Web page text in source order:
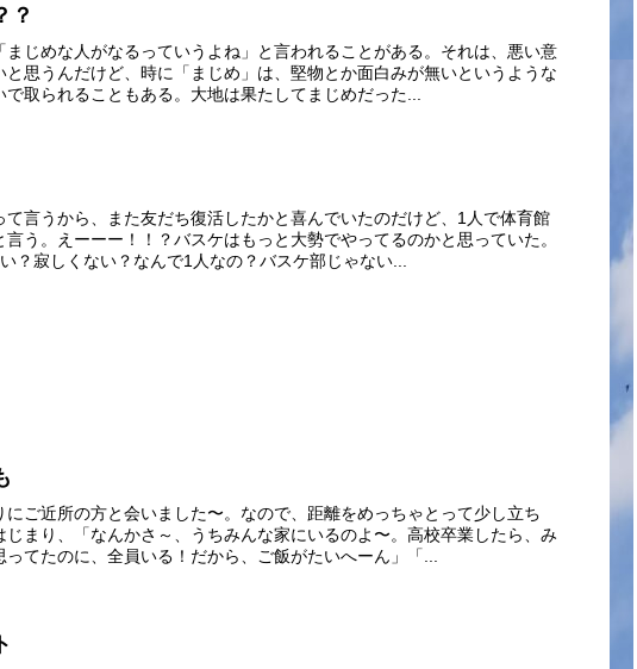
？
まじめな人がなるっていうよね」と言われることがある。それは、悪い意
と思うんだけど、時に「まじめ」は、堅物とか面白みが無いというような
取られることもある。大地は果たしてまじめだった...
て言うから、また友だち復活したかと喜んでいたのだけど、1人で体育館
う。えーーー！！？バスケはもっと大勢でやってるのかと思っていた。
？寂しくない？なんで1人なの？バスケ部じゃない...
にご近所の方と会いました〜。なので、距離をめっちゃとって少し立ち
じまり、「なんかさ～、うちみんな家にいるのよ〜。高校卒業したら、み
てたのに、全員いる！だから、ご飯がたいへーん」「...